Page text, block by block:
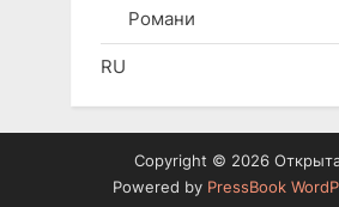
Романи
RU
Copyright © 2026
Powered by PressBook